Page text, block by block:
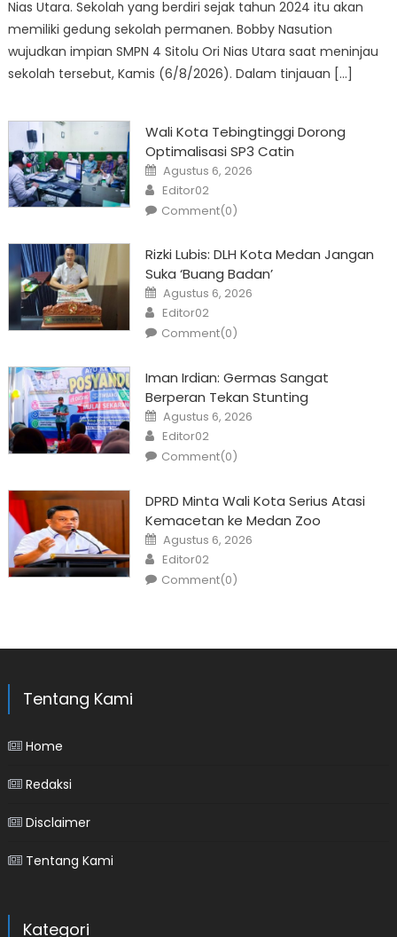
Nias Utara. Sekolah yang berdiri sejak tahun 2024 itu akan
memiliki gedung sekolah permanen. Bobby Nasution
wujudkan impian SMPN 4 Sitolu Ori Nias Utara saat meninjau
sekolah tersebut, Kamis (6/8/2026). Dalam tinjauan […]
Wali Kota Tebingtinggi Dorong
Optimalisasi SP3 Catin
Posted
on
Agustus 6, 2026
Author
Editor02
Comment(0)
Rizki Lubis: DLH Kota Medan Jangan
Suka ‘Buang Badan’
Posted
on
Agustus 6, 2026
Author
Editor02
Comment(0)
Iman Irdian: Germas Sangat
Berperan Tekan Stunting
Posted
on
Agustus 6, 2026
Author
Editor02
Comment(0)
DPRD Minta Wali Kota Serius Atasi
Kemacetan ke Medan Zoo
Posted
on
Agustus 6, 2026
Author
Editor02
Comment(0)
Tentang Kami
Home
Redaksi
Disclaimer
Tentang Kami
Kategori